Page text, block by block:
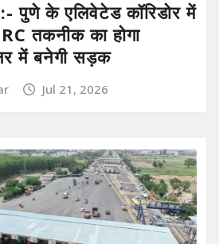
के एलिवेटेड कॉरिडोर में
तकनीक का होगा
में बनेगी सड़क
Jul 21, 2026